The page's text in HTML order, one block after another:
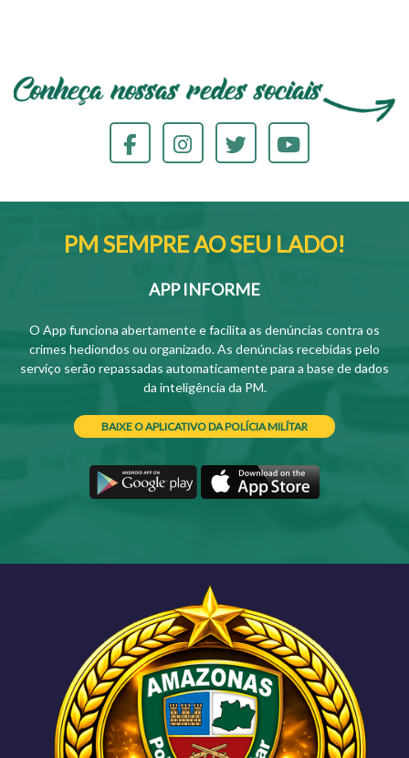
PM SEMPRE AO SEU LADO!
APP INFORME
O App funciona abertamente e facilita as denúncias contra os
crimes hediondos ou organizado. As denúncias recebidas pelo
serviço serão repassadas automaticamente para a base de dados
da inteligência da PM.
BAIXE O APLICATIVO DA POLÍCIA MILÍTAR